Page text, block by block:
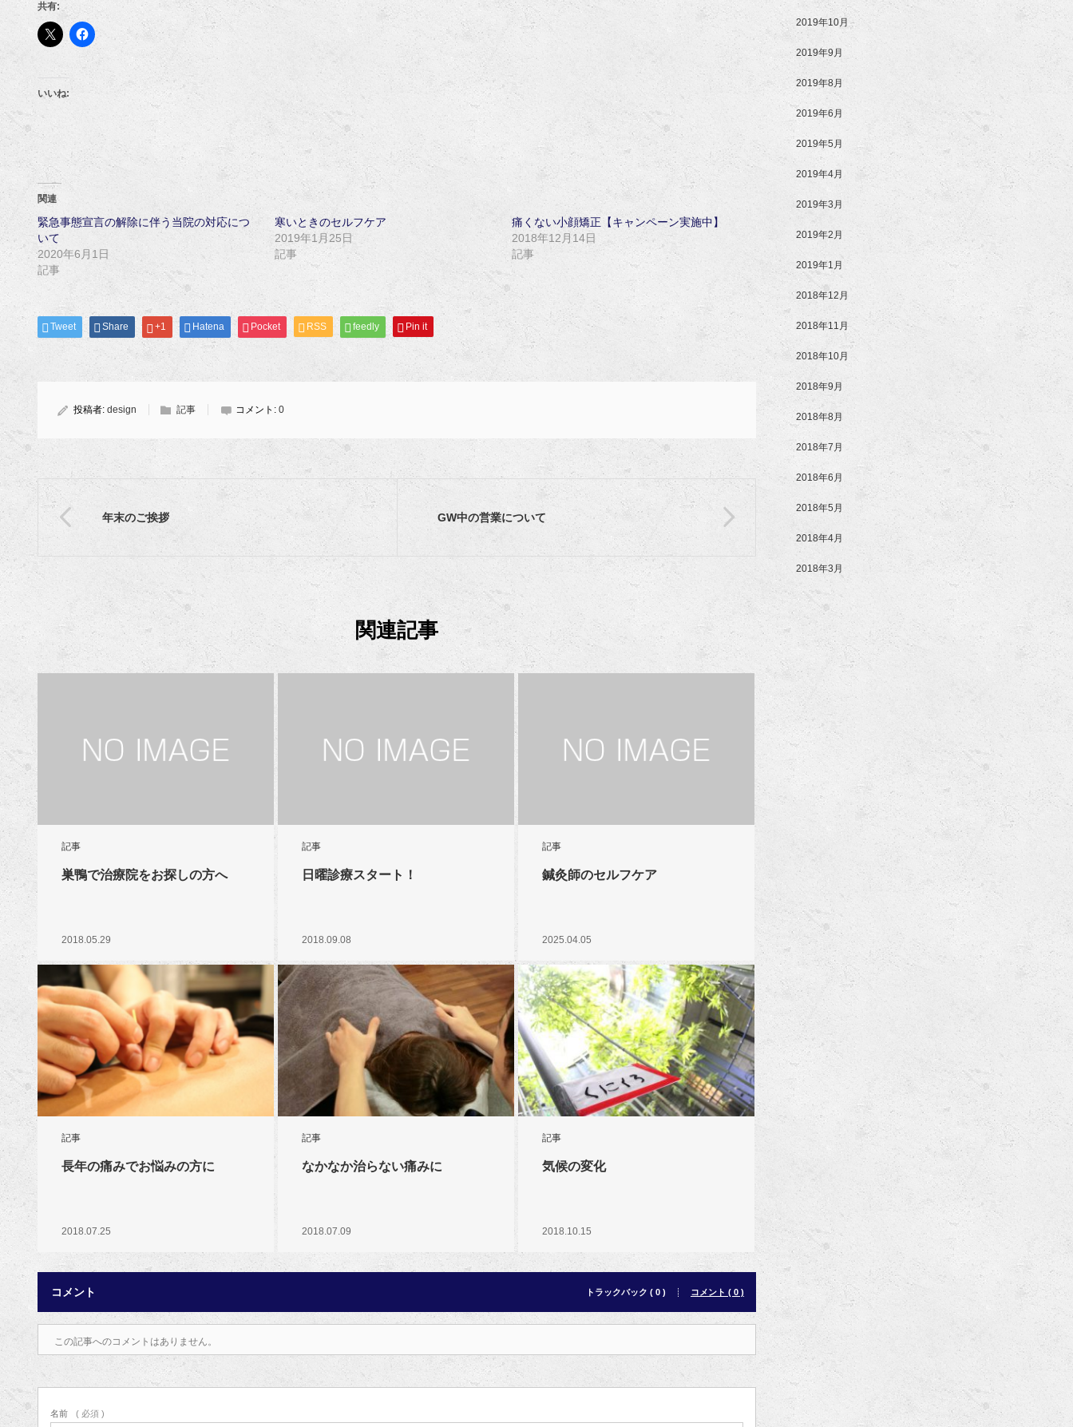
共有:
いいね:
関連
緊急事態宣言の解除に伴う当院の対応につ
いて
2020年6月1日
記事
寒いときのセルフケア
2019年1月25日
記事
痛くない小顔矯正【キャンペーン実施中】
2018年12月14日
記事
Tweet Share +1 Hatena Pocket RSS feedly Pin it
投稿者: design 記事 コメント: 0
年末のご挨拶 GW中の営業について
関連記事
記事
巣鴨で治療院をお探しの方へ
2018.05.29
記事
日曜診療スタート！
2018.09.08
記事
鍼灸師のセルフケア
2025.04.05
記事
長年の痛みでお悩みの方に
2018.07.25
記事
なかなか治らない痛みに
2018.07.09
記事
気候の変化
2018.10.15
コメント トラックバック ( 0 ) コメント ( 0 )
この記事へのコメントはありません。
名前 ( 必須 )
2019年10月
2019年9月
2019年8月
2019年6月
2019年5月
2019年4月
2019年3月
2019年2月
2019年1月
2018年12月
2018年11月
2018年10月
2018年9月
2018年8月
2018年7月
2018年6月
2018年5月
2018年4月
2018年3月